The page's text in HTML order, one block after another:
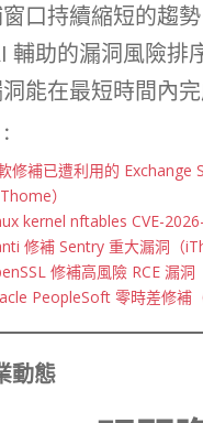
口持續縮短的趨
輔助的漏洞風險排
能在最短時間內完
修補已遭利用的 Exchange
iThome）
kernel nftables CVE-
修補 Sentry 重大漏洞（
修補高風險 RCE 漏洞
PeopleSoft 零時差修補
動態